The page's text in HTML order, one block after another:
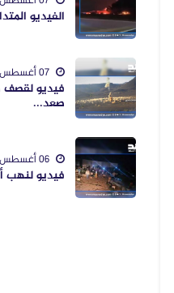
الفيديو
فيديو
صعد...
فيديو لنهب